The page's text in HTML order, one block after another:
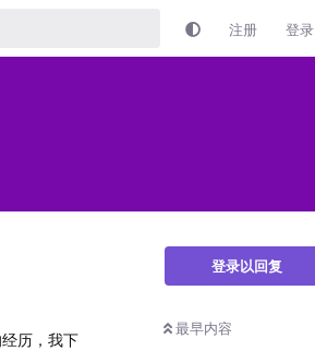
注册 登录
登录以回复
最早内容
历，我下